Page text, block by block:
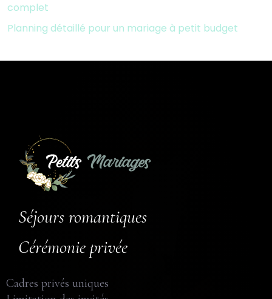
complet
Planning détaillé pour un mariage à petit budget
Séjours romantiques
Cérémonie privée
Cadres privés uniques